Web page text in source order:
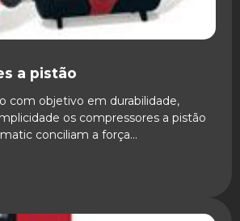
a pistão
com objetivo em durabilidade,
os compressores a pistão
conciliam a força...